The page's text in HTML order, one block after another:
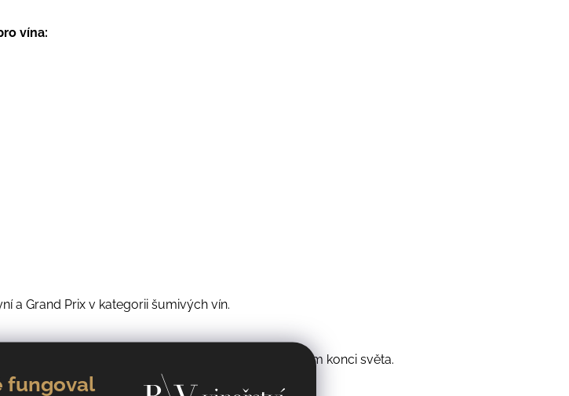
fungoval
vína:
a Grand Prix v kategorii šumivých vín.
eleganci a vyváženost – dokáže oslovit i na druhém konci světa.